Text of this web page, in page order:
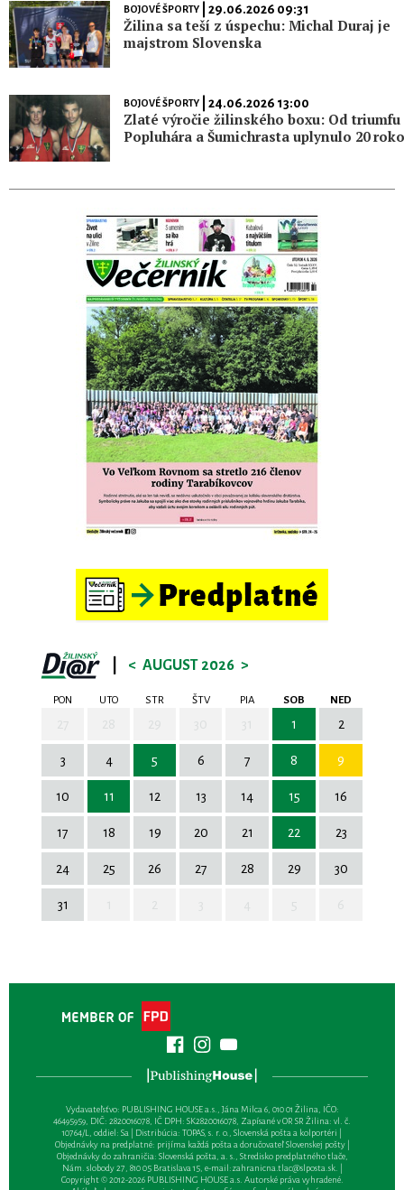
BOJOVÉ ŠPORTY| 29.06.2026 09:31
Žilina sa teší z úspechu: Michal Duraj je
majstrom Slovenska
BOJOVÉ ŠPORTY| 24.06.2026 13:00
Zlaté výročie žilinského boxu: Od triumfu
Popluhára a Šumichrasta uplynulo 20
< AUGUST 2026 >
PON UTO STR ŠTV PIA SOB NED
1 2
3 4 5 6 7 8 9
10 11 12 13 14 15 16
17 18 19 20 21 22 23
24 25 26 27 28 29 30
31
Vydavateľsťvo: PUBLISHING HOUSE a.s., Jána Milca 6, 010 01 Žilina, IČO:
46495959, DIČ: 2820016078, IČ DPH: SK2820016078, Zapísané v OR SR Žilina: vl. č.
10764/L, oddiel: Sa | Distribúcia: TOPAS, s. r. o., Slovenská pošta a kolportéri |
Objednávky na predplatné: prijíma každá pošta a doručovateľ Slovenskej pošty |
Objednávky do zahraničia: Slovenská pošta, a. s., Stredisko predplatného tlače,
Nám. slobody 27, 810 05 Bratislava 15, e-mail:zahranicna.tlac@slposta.sk. |
Copyright © 2012-2026 PUBLISHING HOUSE a.s. Autorské práva vyhradené.